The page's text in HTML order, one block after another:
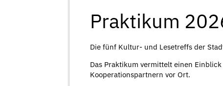
Praktikum
Die fünf Kultur- und Lesetreffs der
Das Praktikum vermittelt einen
Kooperationspartnern vor Ort.